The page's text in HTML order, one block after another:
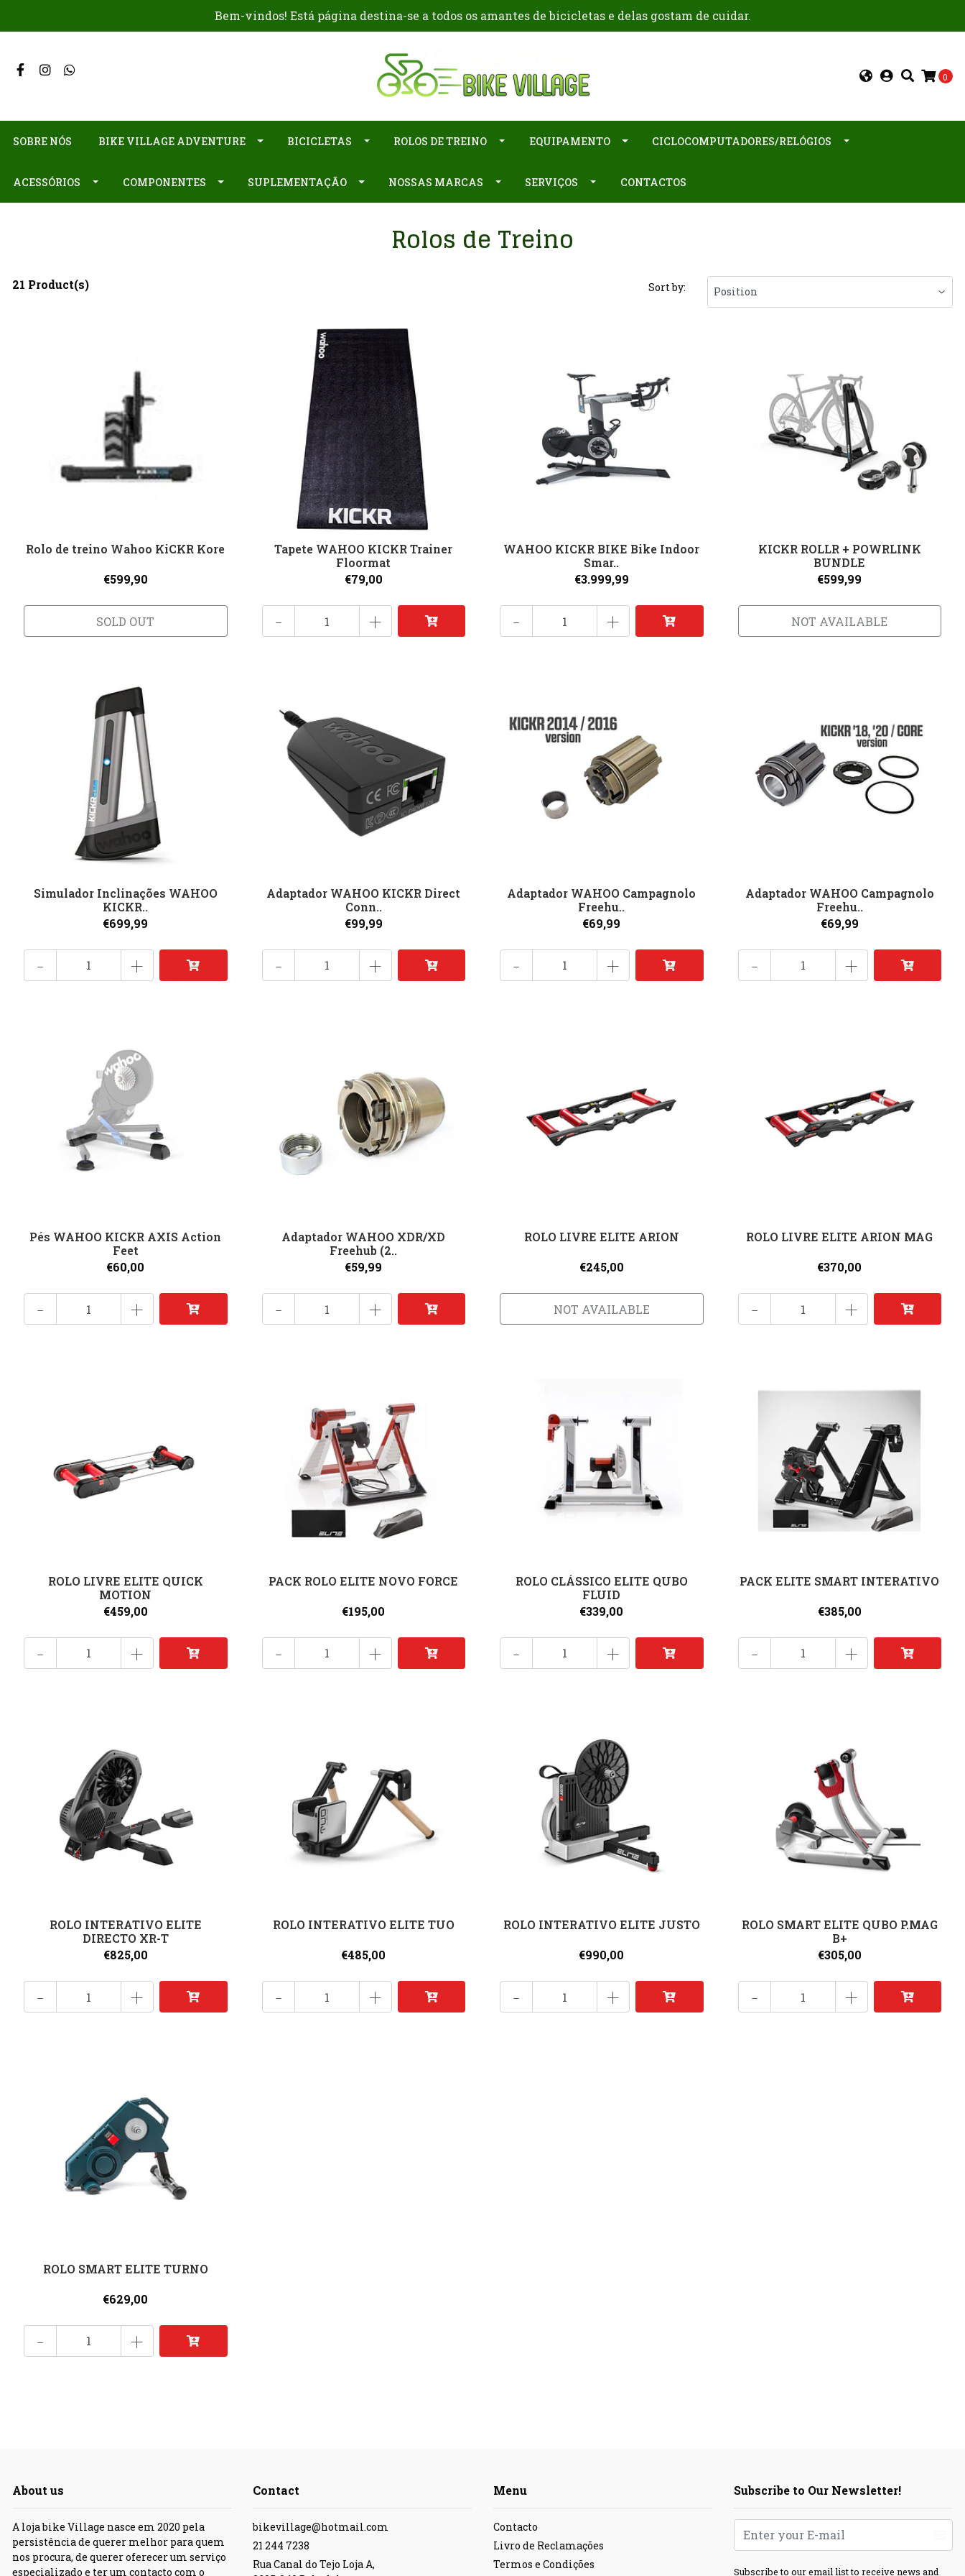
Bem-vindos! Está página destina-se a todos os amantes de bicicletas e delas gostam de cuidar.
0
SOBRE NÓS BIKE VILLAGE ADVENTURE BICICLETAS ROLOS DE TREINO EQUIPAMENTO CICLOCOMPUTADORES/RELÓGIOS
ACESSÓRIOS COMPONENTES SUPLEMENTAÇÃO NOSSAS MARCAS SERVIÇOS CONTACTOS
Rolos de Treino
21 Product(s) Sort by:
Rolo de treino Wahoo KiCKR Kore
€599,90
SOLD OUT
Tapete WAHOO KICKR Trainer
Floormat
€79,00
- +
WAHOO KICKR BIKE Bike Indoor
Smar..
€3.999,99
- +
KICKR ROLLR + POWRLINK
BUNDLE
€599,99
NOT AVAILABLE
Simulador Inclinações WAHOO
KICKR..
€699,99
- +
Adaptador WAHOO KICKR Direct
Conn..
€99,99
- +
Adaptador WAHOO Campagnolo
Freehu..
€69,99
- +
Adaptador WAHOO Campagnolo
Freehu..
€69,99
- +
Pés WAHOO KICKR AXIS Action
Feet
€60,00
- +
Adaptador WAHOO XDR/XD
Freehub (2..
€59,99
- +
ROLO LIVRE ELITE ARION
€245,00
NOT AVAILABLE
ROLO LIVRE ELITE ARION MAG
€370,00
- +
ROLO LIVRE ELITE QUICK
MOTION
€459,00
- +
PACK ROLO ELITE NOVO FORCE
€195,00
- +
ROLO CLÁSSICO ELITE QUBO
FLUID
€339,00
- +
PACK ELITE SMART INTERATIVO
€385,00
- +
ROLO INTERATIVO ELITE
DIRECTO XR-T
€825,00
- +
ROLO INTERATIVO ELITE TUO
€485,00
- +
ROLO INTERATIVO ELITE JUSTO
€990,00
- +
ROLO SMART ELITE QUBO P.MAG
B+
€305,00
- +
ROLO SMART ELITE TURNO
€629,00
- +
About us
A loja bike Village nasce em 2020 pela
persistência de querer melhor para quem
nos procura, de querer oferecer um serviço
especializado e ter um contacto com o
Contact
bikevillage@hotmail.com
21 244 7238
Rua Canal do Tejo Loja A,
Menu
Contacto
Livro de Reclamações
Termos e Condições
Subscribe to Our Newsletter!
Subscribe to our email list to receive news and